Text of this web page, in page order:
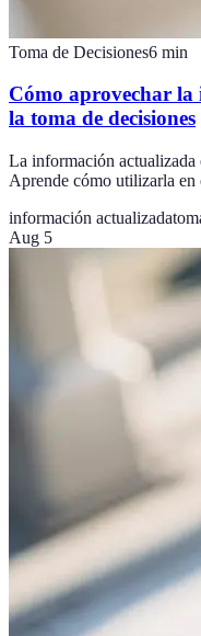
Toma de Decisiones6 min
Cómo aprovechar
la toma de decisiones
La información actualizada
Aprende cómo utilizarla en
información actualizada
Aug 5